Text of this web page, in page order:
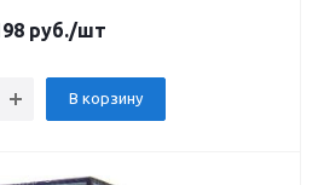
руб./шт
В корзину